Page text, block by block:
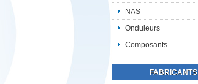
NAS
Onduleurs
Composants
FABRICANTS